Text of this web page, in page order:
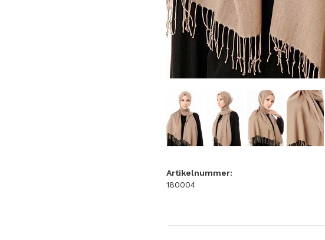
Artikelnummer:
180004